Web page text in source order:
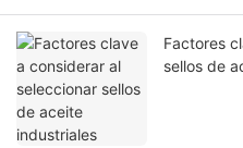
Factores
sellos de